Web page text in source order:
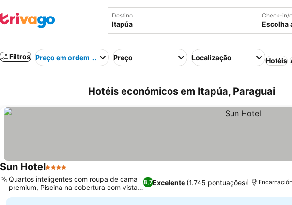
Destino Check-in/
Escolha
Filtros Preço em ordem crescentePreço Localização Hotéis
Hotéis económicos em Itapúa, Paraguai
Sun Hotel4 Estrelas
8,7Excelente (1.745 pontuações)
Quartos inteligentes com roupa de cama
premium, Piscina na cobertura com vista
para o rio
Encarnación